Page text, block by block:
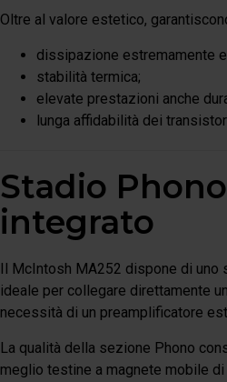
Oltre al valore estetico,
dissipazione estremamente
stabilità termica;
elevate prestazioni anche
lunga affidabilità dei
Stadio
integrato
Il McIntosh MA252 dispone di uno
ideale per collegare direttamente
necessità di un preamplificatore
La qualità della sezione Phono
meglio testine a magnete mobile